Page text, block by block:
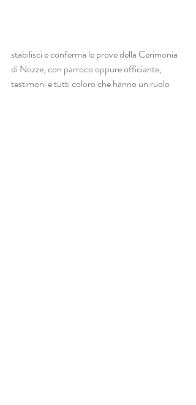
stabilisci e conferma le prove della Cerimonia
di Nozze, con parroco oppure officiante,
testimoni e tutti coloro che hanno un ruolo